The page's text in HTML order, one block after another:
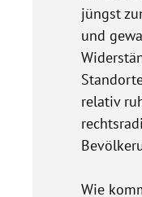
jüngst
und
relativ
Wie